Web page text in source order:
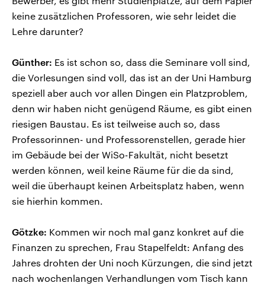
keine zusätzlichen Professoren, wie sehr leidet die
Lehre darunter?
Günther: Es ist schon so, dass die Seminare voll sind,
die Vorlesungen sind voll, das ist an der Uni Hamburg
speziell aber auch vor allen Dingen ein Platzproblem,
denn wir haben nicht genügend Räume, es gibt einen
riesigen Baustau. Es ist teilweise auch so, dass
Professorinnen- und Professorenstellen, gerade hier
im Gebäude bei der WiSo-Fakultät, nicht besetzt
werden können, weil keine Räume für die da sind,
weil die überhaupt keinen Arbeitsplatz haben, wenn
sie hierhin kommen.
Götzke: Kommen wir noch mal ganz konkret auf die
Finanzen zu sprechen, Frau Stapelfeldt: Anfang des
Jahres drohten der Uni noch Kürzungen, die sind jetzt
nach wochenlangen Verhandlungen vom Tisch kann